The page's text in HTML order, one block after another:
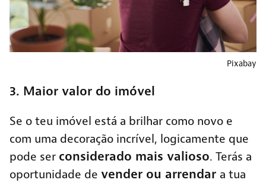
Pixabay
3. Maior valor do imóvel
Se o teu imóvel está a brilhar como novo e
com uma decoração incrível, logicamente que
pode ser considerado mais valioso. Terás a
oportunidade de vender ou arrendar a tua